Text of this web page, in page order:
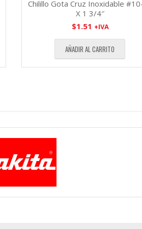
Chilillo Gota Cruz Inoxidable
X 1 3/4″
$1.51 +IVA
AÑADIR AL CARRITO